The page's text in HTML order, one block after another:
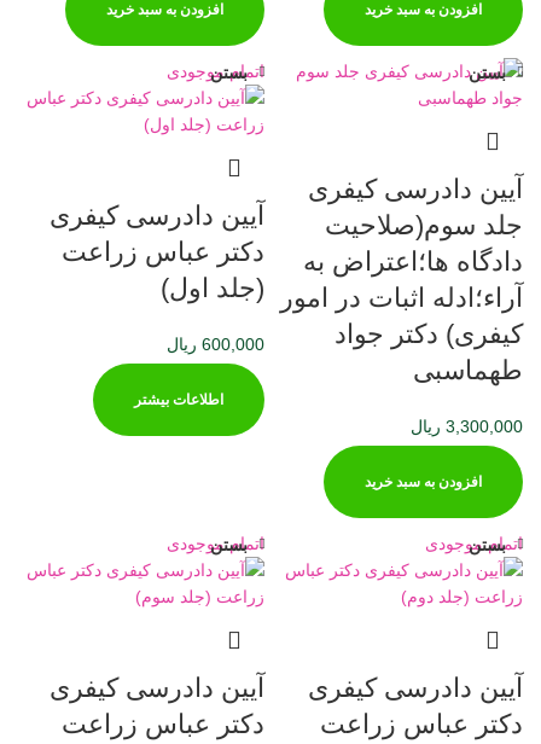
افزودن به سبد خرید افزودن به سبد خرید
بستن
آیین دادرسی کیفری
جلد سوم(صلاحیت
دادگاه ها؛اعتراض به
آراء؛ادله اثبات در امور
کیفری) دکتر جواد
طهماسبی
3,300,000 ریال
افزودن به سبد خرید
اتمام موجودی
بستن
آیین دادرسی کیفری
دکتر عباس زراعت
(جلد اول)
600,000 ریال
اطلاعات بیشتر
اتمام موجودی
بستن
آیین دادرسی کیفری
دکتر عباس زراعت
اتمام موجودی
بستن
آیین دادرسی کیفری
دکتر عباس زراعت